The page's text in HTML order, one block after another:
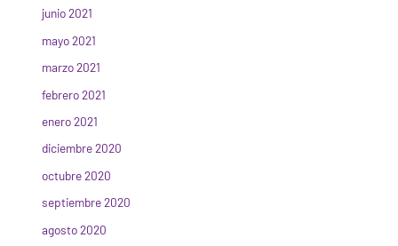
junio 2021
mayo 2021
marzo 2021
febrero 2021
enero 2021
diciembre 2020
octubre 2020
septiembre 2020
agosto 2020